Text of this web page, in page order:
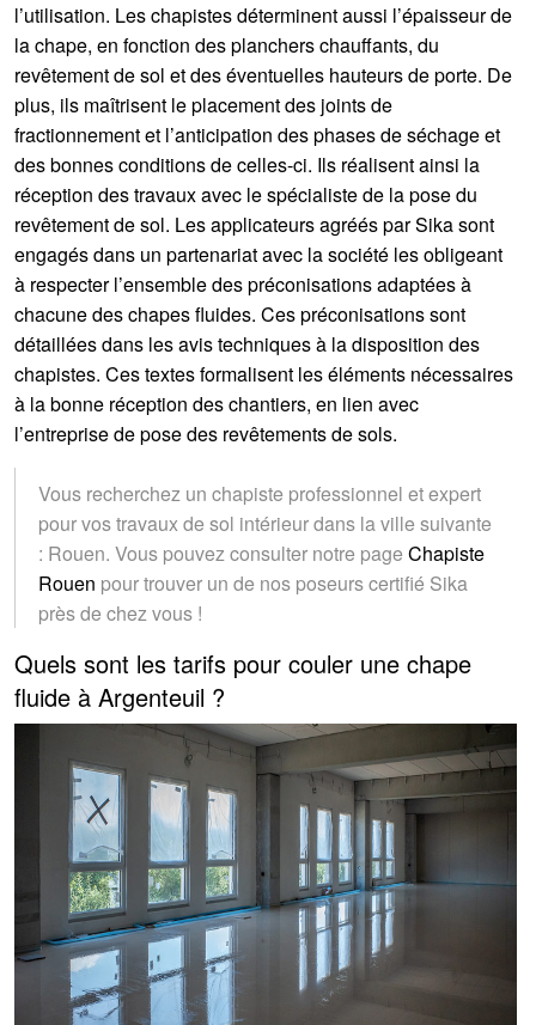
l’utilisation. Les chapistes déterminent aussi l’épaisseur de
la chape, en fonction des planchers chauffants, du
revêtement de sol et des éventuelles hauteurs de porte. De
plus, ils maîtrisent le placement des joints de
fractionnement et l’anticipation des phases de séchage et
des bonnes conditions de celles-ci. Ils réalisent ainsi la
réception des travaux avec le spécialiste de la pose du
revêtement de sol. Les applicateurs agréés par Sika sont
engagés dans un partenariat avec la société les obligeant
à respecter l’ensemble des préconisations adaptées à
chacune des chapes fluides. Ces préconisations sont
détaillées dans les avis techniques à la disposition des
chapistes. Ces textes formalisent les éléments nécessaires
à la bonne réception des chantiers, en lien avec
l’entreprise de pose des revêtements de sols.
Vous recherchez un chapiste professionnel et expert
pour vos travaux de sol intérieur dans la ville suivante
: Rouen. Vous pouvez consulter notre page Chapiste
Rouen pour trouver un de nos poseurs certifié Sika
près de chez vous !
Quels sont les tarifs pour couler une chape
fluide à Argenteuil ?